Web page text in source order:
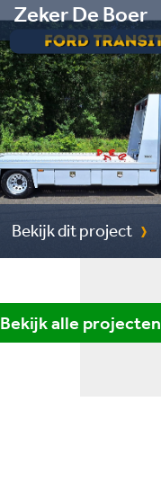
Zeker De Boer
Bekijk dit project
Bekijk alle projecten